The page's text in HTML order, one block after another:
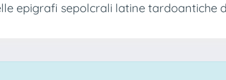
epigrafi sepolcrali latine tardoantiche